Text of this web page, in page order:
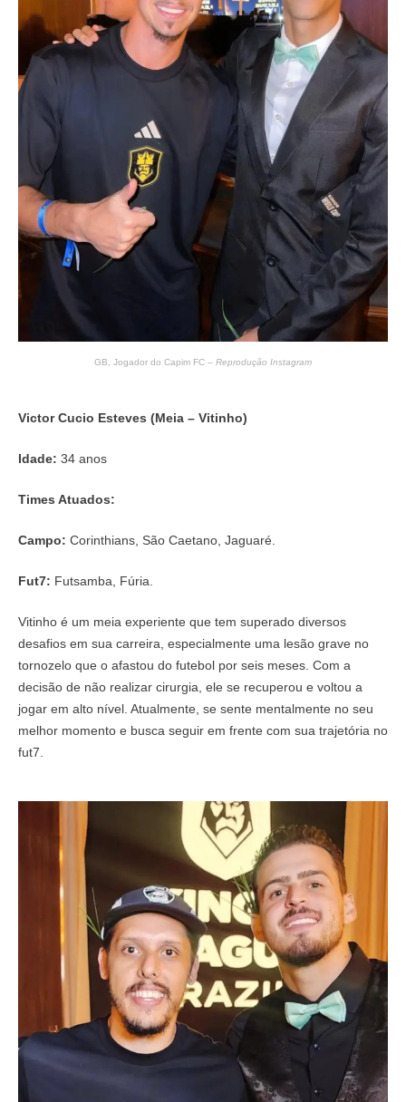
GB, Jogador do Capim FC – Reprodução Instagram
Victor Cucio Esteves (Meia – Vitinho)
Idade: 34 anos
Times Atuados:
Campo: Corinthians, São Caetano, Jaguaré.
Fut7: Futsamba, Fúria.
Vitinho é um meia experiente que tem superado diversos
desafios em sua carreira, especialmente uma lesão grave no
tornozelo que o afastou do futebol por seis meses. Com a
decisão de não realizar cirurgia, ele se recuperou e voltou a
jogar em alto nível. Atualmente, se sente mentalmente no seu
melhor momento e busca seguir em frente com sua trajetória no
fut7.